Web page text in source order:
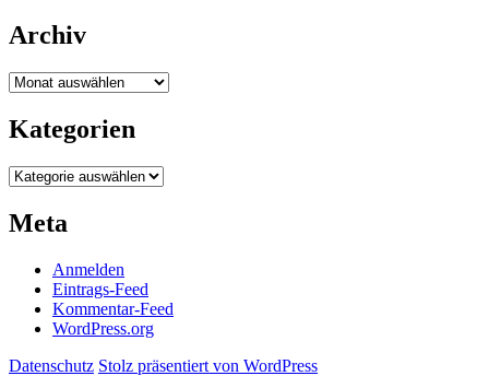
Archiv
Archiv
Kategorien
Kategorien
Meta
Anmelden
Eintrags-Feed
Kommentar-Feed
WordPress.org
Datenschutz Stolz präsentiert von WordPress